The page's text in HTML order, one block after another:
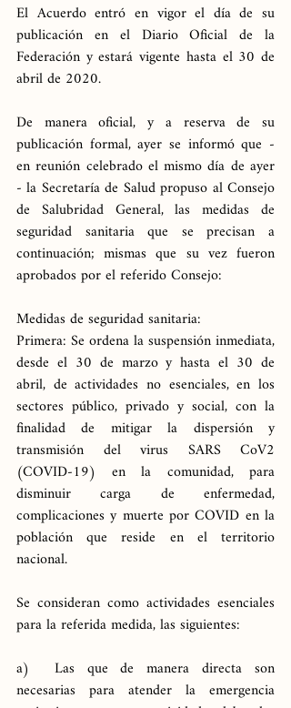
El Acuerdo entró en vigor el día de su
publicación en el Diario Oficial de la
Federación y estará vigente hasta el 30 de
abril de 2020.
De manera oficial, y a reserva de su
publicación formal, ayer se informó que -
en reunión celebrado el mismo día de ayer
- la Secretaría de Salud propuso al Consejo
de Salubridad General, las medidas de
seguridad sanitaria que se precisan a
continuación; mismas que su vez fueron
aprobados por el referido Consejo:
Medidas de seguridad sanitaria:
Primera: Se ordena la suspensión inmediata,
desde el 30 de marzo y hasta el 30 de
abril, de actividades no esenciales, en los
sectores público, privado y social, con la
finalidad de mitigar la dispersión y
transmisión del virus SARS CoV2
(COVID-19) en la comunidad, para
disminuir carga de enfermedad,
complicaciones y muerte por COVID en la
población que reside en el territorio
nacional.
Se consideran como actividades esenciales
para la referida medida, las siguientes:
a)  Las que de manera directa son
necesarias para atender la emergencia